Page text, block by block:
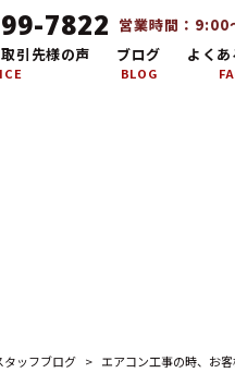
7822 営業時間：
引先様の声 ブログ
BLOG
よく
タッフブログ > エアコン工事の時、お